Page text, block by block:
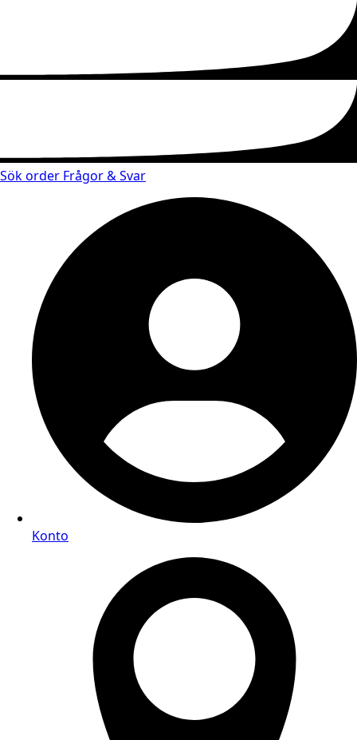
Sök order Frågor & Svar
Konto